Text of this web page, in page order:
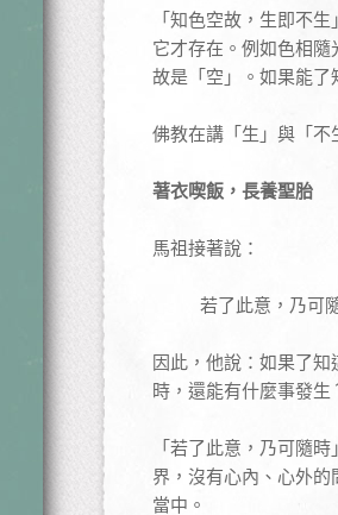
「知色空故，生即不
它才存在。例如色相
故是「空」。如果能
佛教在講「生」與「
著衣喫飯，長養聖胎
馬祖接著說：
若了此意，乃可
因此，他說：如果了
時，還能有什麼事發生
「若了此意，乃可隨
界，沒有心內、心外
當中。